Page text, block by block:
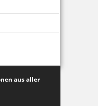
aus aller